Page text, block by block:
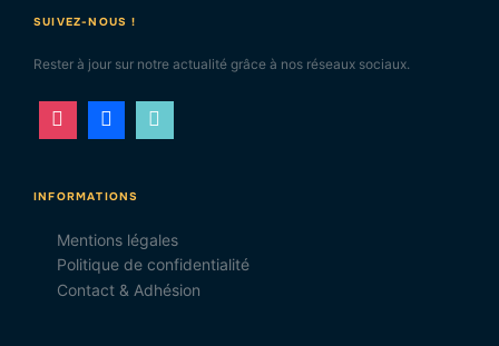
SUIVEZ-NOUS !
Rester à jour sur notre actualité grâce à nos réseaux sociaux.
INFORMATIONS
Mentions légales
Politique de confidentialité
Contact & Adhésion